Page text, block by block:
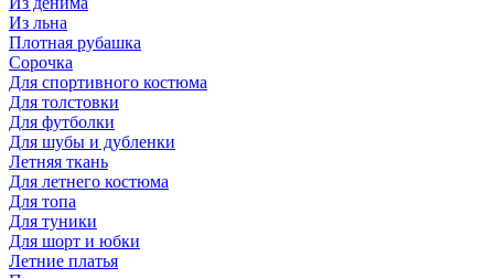
Из льна
Плотная рубашка
Сорочка
Для спортивного костюма
Для толстовки
Для футболки
Для шубы и дубленки
Летняя ткань
Для летнего костюма
Для топа
Для туники
Для шорт и юбки
Летние платья